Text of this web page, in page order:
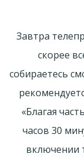
Завтра
скорее
собираетесь
«Благая
часов 30
включении